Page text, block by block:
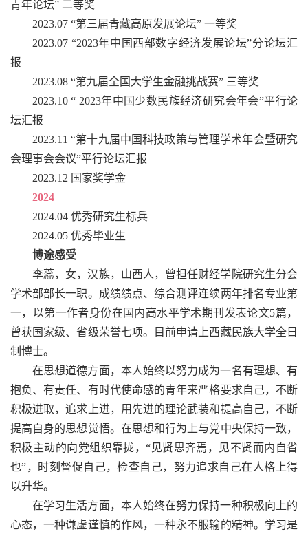
青年论坛” 二等奖
2023.07 “第三届青藏高原发展论坛” 一等奖
2023.07 “2023年中国西部数字经济发展论坛”分论坛汇
报
2023.08 “第九届全国大学生金融挑战赛” 三等奖
2023.10 “ 2023年中国少数民族经济研究会年会”平行论
坛汇报
2023.11 “第十九届中国科技政策与管理学术年会暨研究
会理事会会议”平行论坛汇报
2023.12 国家奖学金
2024
2024.04 优秀研究生标兵
2024.05 优秀毕业生
博途感受
李蕊，女，汉族，山西人，曾担任财经学院研究生分会
学术部部长一职。成绩绩点、综合测评连续两年排名专业第
一，以第一作者身份在国内高水平学术期刊发表论文5篇，
曾获国家级、省级荣誉七项。目前申请上西藏民族大学全日
制博士。
在思想道德方面，本人始终以努力成为一名有理想、有
抱负、有责任、有时代使命感的青年来严格要求自己，不断
积极进取，追求上进，用先进的理论武装和提高自己，不断
提高自身的思想觉悟。在思想和行为上与党中央保持一致，
积极主动的向党组织靠拢，“见贤思齐焉，见不贤而内自省
也”，时刻督促自己，检查自己，努力追求自己在人格上得
以升华。
在学习生活方面，本人始终在努力保持一种积极向上的
心态，一种谦虚谨慎的作风，一种永不服输的精神。学习是